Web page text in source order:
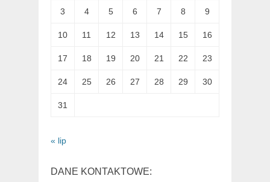
3 4 5 6 7 8 9
10 11 12 13 14 15 16
17 18 19 20 21 22 23
24 25 26 27 28 29 30
31
« lip
DANE KONTAKTOWE: